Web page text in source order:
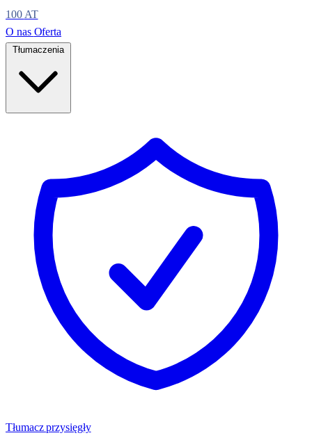
100 AT
O nas Oferta
Tłumaczenia
Tłumacz przysięgły